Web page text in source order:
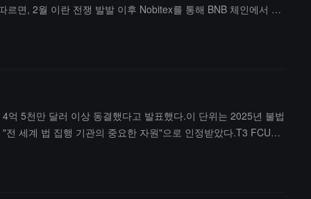
면, 2월 이란 전쟁 발발 이후 Nobitex를 통해 BNB 체인에서 최
5천만 달러 이상 동결했다고 발표했다.이 단위는 2025년 불법
세계 법 집행 기관의 중요한 자원"으로 인정받았다.T3 FCU는